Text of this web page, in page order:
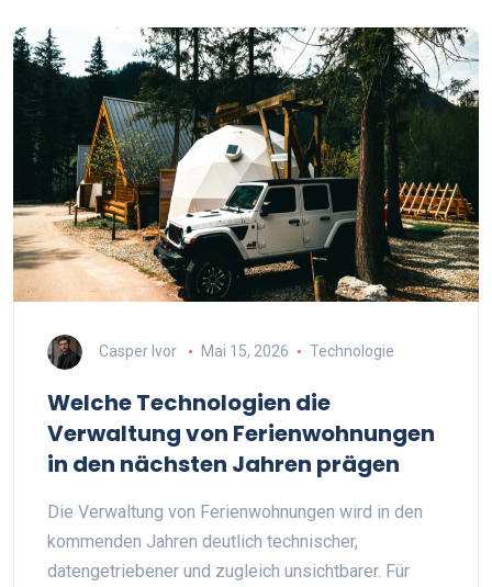
Casper Ivor Mai 15, 2026 Technologie
Welche Technologien die
Verwaltung von Ferienwohnungen
in den nächsten Jahren prägen
Die Verwaltung von Ferienwohnungen wird in den
kommenden Jahren deutlich technischer,
datengetriebener und zugleich unsichtbarer. Für